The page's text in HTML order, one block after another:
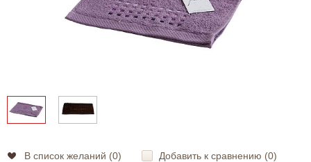
В список желаний (0) Добавить к сравнению (0)